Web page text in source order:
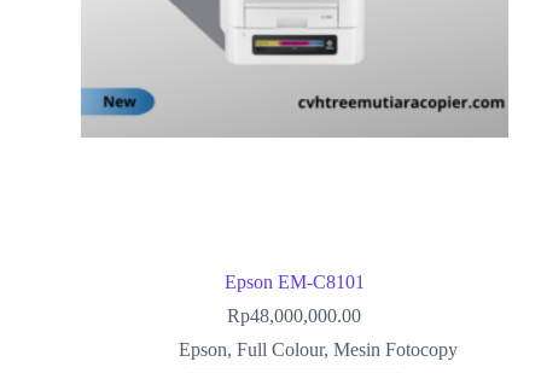
Epson EM-C8101
Rp48,000,000.00
Epson,Full Colour,Mesin Fotocopy